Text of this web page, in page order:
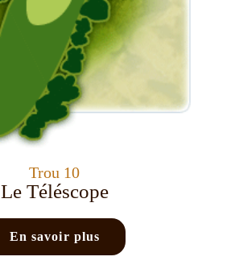
Trou 10
Le Téléscope
En savoir plus